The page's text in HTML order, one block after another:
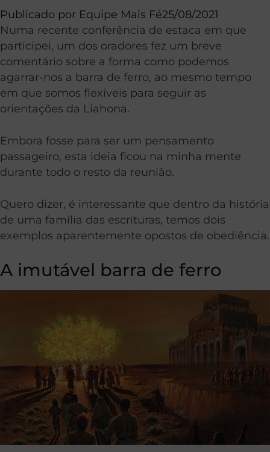
Publicado por Equipe Mais Fé25/08/2021
Numa recente conferência de estaca em que
participei, um dos oradores fez um breve
comentário sobre a forma como podemos
agarrar-nos a barra de ferro, ao mesmo tempo
em que somos flexíveis para seguir as
orientações da Liahona.
Embora fosse para ser um pensamento
passageiro, esta ideia ficou na minha mente
durante todo o resto da reunião.
Quero dizer, é interessante que dentro da história
de uma família das escrituras, temos dois
exemplos aparentemente opostos de obediência.
A imutável barra de ferro